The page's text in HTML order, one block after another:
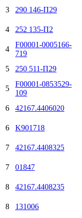
3
290 146-П29
4
252 135-П2
4
F00001-0005166-
719
5
250 511-П29
5
F00001-0853529-
109
6
42167.4406020
6
K901718
7
42167.4408325
7
01847
8
42167.4408235
8
131006